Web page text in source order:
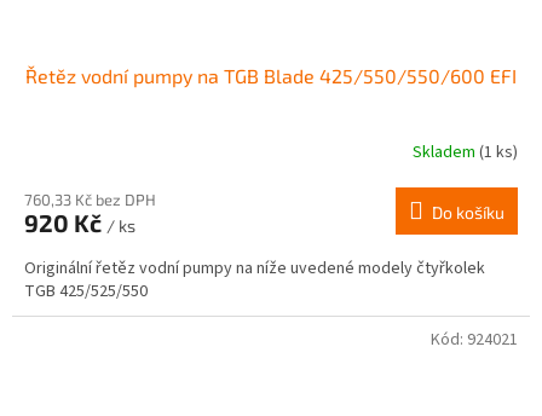
Řetěz vodní pumpy na TGB Blade 425/550/550/600 EFI
Skladem (1 ks)
760,33 Kč bez DPH
920 Kč / ks
Do košíku
Originální řetěz vodní pumpy na níže uvedené modely čtyřkolek
TGB 425/525/550
Kód: 924021